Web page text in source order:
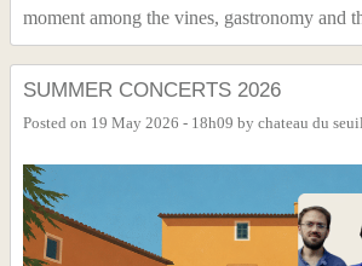
moment among the vines, gastronomy and
SUMMER CONCERTS 2026
Posted on 19 May 2026 - 18h09 by chateau du